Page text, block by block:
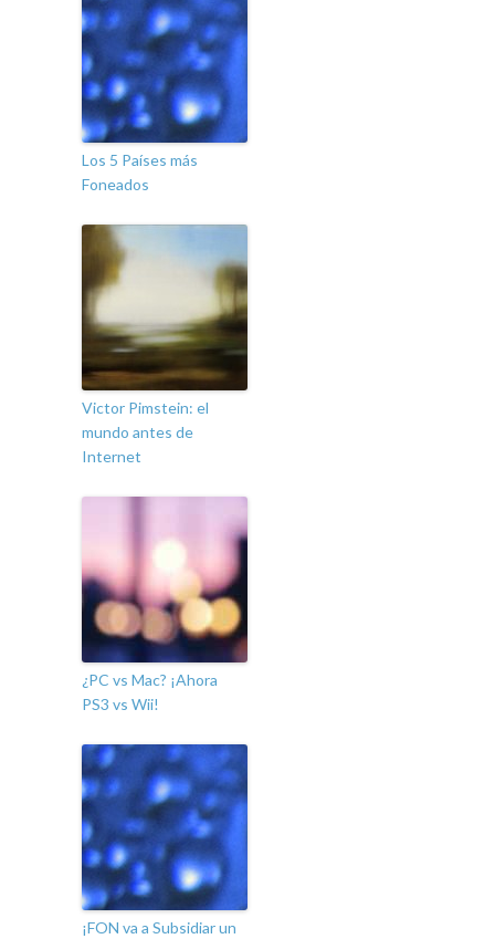
Los 5 Países más
Foneados
Victor Pimstein: el
mundo antes de
Internet
¿PC vs Mac? ¡Ahora
PS3 vs Wii!
¡FON va a Subsidiar un